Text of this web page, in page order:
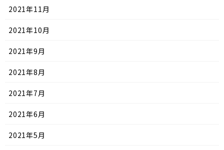
2021年11月
2021年10月
2021年9月
2021年8月
2021年7月
2021年6月
2021年5月